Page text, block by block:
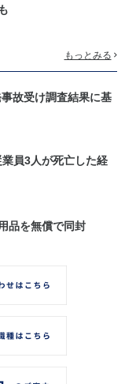
もっとみる
故受け調査結果に基
員3人が死亡した経
品を無償で同封